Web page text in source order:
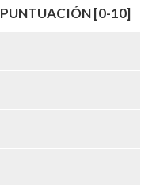
PUNTUACIÓN [0-10]